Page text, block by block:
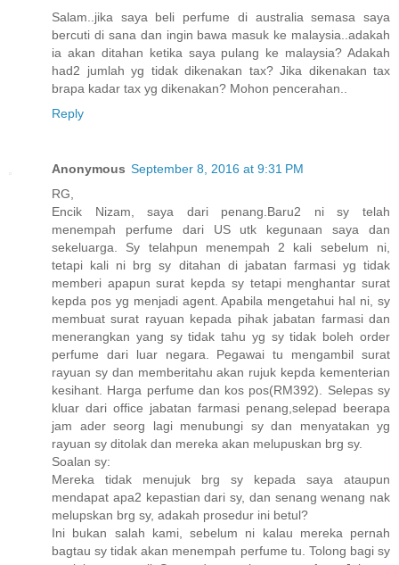
Salam..jika saya beli perfume di australia semasa saya
bercuti di sana dan ingin bawa masuk ke malaysia..adakah
ia akan ditahan ketika saya pulang ke malaysia? Adakah
had2 jumlah yg tidak dikenakan tax? Jika dikenakan tax
brapa kadar tax yg dikenakan? Mohon pencerahan..
Reply
Anonymous September 8, 2016 at 9:31 PM
RG,
Encik Nizam, saya dari penang.Baru2 ni sy telah
menempah perfume dari US utk kegunaan saya dan
sekeluarga. Sy telahpun menempah 2 kali sebelum ni,
tetapi kali ni brg sy ditahan di jabatan farmasi yg tidak
memberi apapun surat kepda sy tetapi menghantar surat
kepda pos yg menjadi agent. Apabila mengetahui hal ni, sy
membuat surat rayuan kepada pihak jabatan farmasi dan
menerangkan yang sy tidak tahu yg sy tidak boleh order
perfume dari luar negara. Pegawai tu mengambil surat
rayuan sy dan memberitahu akan rujuk kepda kementerian
kesihant. Harga perfume dan kos pos(RM392). Selepas sy
kluar dari office jabatan farmasi penang,selepad beerapa
jam ader seorg lagi menubungi sy dan menyatakan yg
rayuan sy ditolak dan mereka akan melupuskan brg sy.
Soalan sy:
Mereka tidak menujuk brg sy kepada saya ataupun
mendapat apa2 kepastian dari sy, dan senang wenang nak
melupskan brg sy, adakah prosedur ini betul?
Ini bukan salah kami, sebelum ni kalau mereka pernah
bagtau sy tidak akan menempah perfume tu. Tolong bagi sy